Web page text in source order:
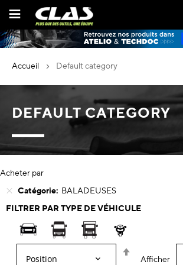
contenu
accueil default category
DEFAULT CATEGORY
Acheter par
Catégorie
BALADEUSES
FILTRER PAR TYPE DE VÉHICULE
Afficher
ordre